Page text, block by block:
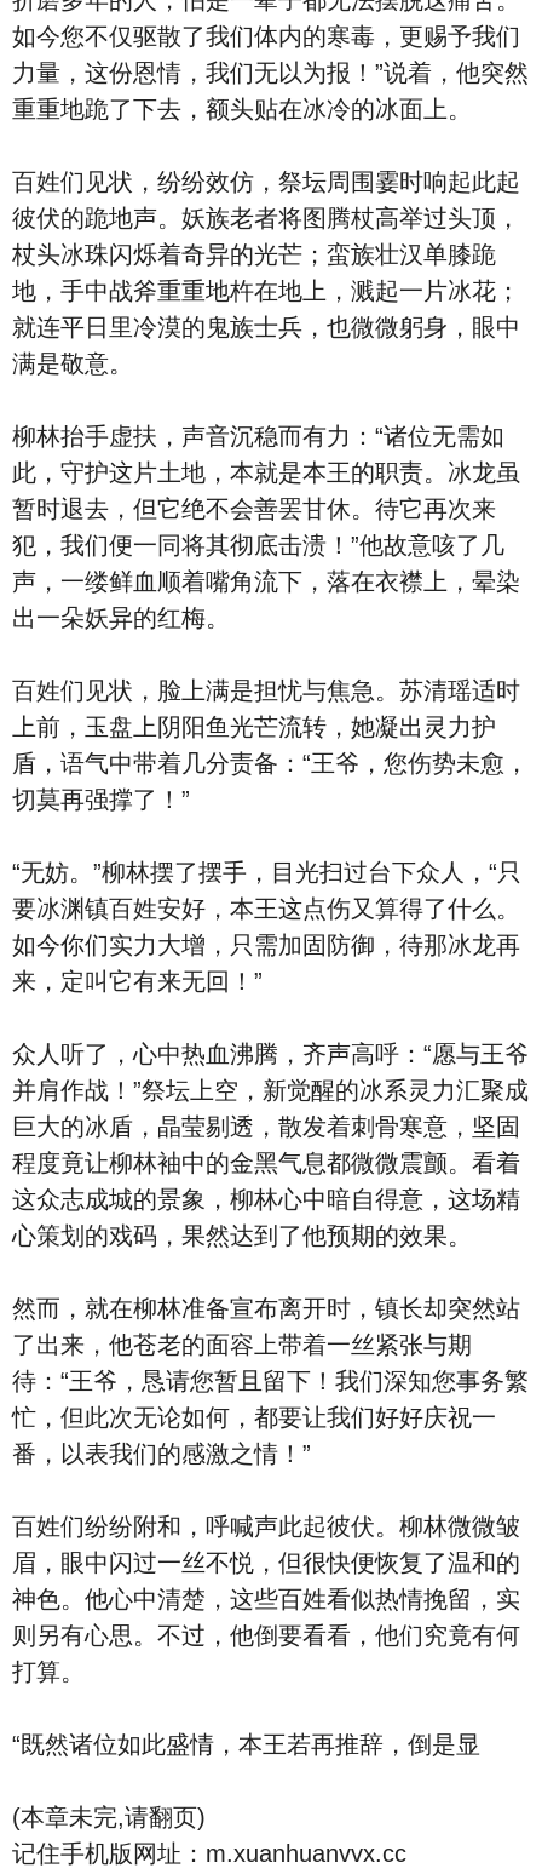
如今您不仅驱散了我们体内的寒毒，更赐予我们
力量，这份恩情，我们无以为报！”说着，他突然
重重地跪了下去，额头贴在冰冷的冰面上。
百姓们见状，纷纷效仿，祭坛周围霎时响起此起
彼伏的跪地声。妖族老者将图腾杖高举过头顶，
杖头冰珠闪烁着奇异的光芒；蛮族壮汉单膝跪
地，手中战斧重重地杵在地上，溅起一片冰花；
就连平日里冷漠的鬼族士兵，也微微躬身，眼中
满是敬意。
柳林抬手虚扶，声音沉稳而有力：“诸位无需如
此，守护这片土地，本就是本王的职责。冰龙虽
暂时退去，但它绝不会善罢甘休。待它再次来
犯，我们便一同将其彻底击溃！”他故意咳了几
声，一缕鲜血顺着嘴角流下，落在衣襟上，晕染
出一朵妖异的红梅。
百姓们见状，脸上满是担忧与焦急。苏清瑶适时
上前，玉盘上阴阳鱼光芒流转，她凝出灵力护
盾，语气中带着几分责备：“王爷，您伤势未愈，
切莫再强撑了！”
“无妨。”柳林摆了摆手，目光扫过台下众人，“只
要冰渊镇百姓安好，本王这点伤又算得了什么。
如今你们实力大增，只需加固防御，待那冰龙再
来，定叫它有来无回！”
众人听了，心中热血沸腾，齐声高呼：“愿与王爷
并肩作战！”祭坛上空，新觉醒的冰系灵力汇聚成
巨大的冰盾，晶莹剔透，散发着刺骨寒意，坚固
程度竟让柳林袖中的金黑气息都微微震颤。看着
这众志成城的景象，柳林心中暗自得意，这场精
心策划的戏码，果然达到了他预期的效果。
然而，就在柳林准备宣布离开时，镇长却突然站
了出来，他苍老的面容上带着一丝紧张与期
待：“王爷，恳请您暂且留下！我们深知您事务繁
忙，但此次无论如何，都要让我们好好庆祝一
番，以表我们的感激之情！”
百姓们纷纷附和，呼喊声此起彼伏。柳林微微皱
眉，眼中闪过一丝不悦，但很快便恢复了温和的
神色。他心中清楚，这些百姓看似热情挽留，实
则另有心思。不过，他倒要看看，他们究竟有何
打算。
“既然诸位如此盛情，本王若再推辞，倒是显
(本章未完,请翻页)
记住手机版网址：m.xuanhuanvvx.cc